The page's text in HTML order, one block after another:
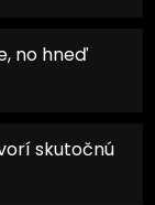
no hneď
skutočnú